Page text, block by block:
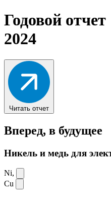
Годовой отчет
2024
Читать отчет
Вперед, в будущее
Никель и медь для
Ni,
Cu